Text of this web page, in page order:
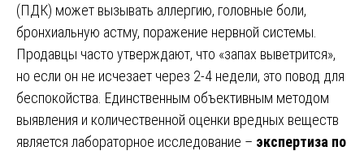
(ПДК) может вызывать аллергию, головные боли,
бронхиальную астму, поражение нервной системы.
Продавцы часто утверждают, что «запах выветрится»,
но если он не исчезает через 2-4 недели, это повод для
беспокойства. Единственным объективным методом
выявления и количественной оценки вредных веществ
является лабораторное исследование – экспертиза по